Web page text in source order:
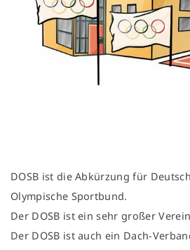
DOSB ist die Abkürzung für
Olympische Sportbund.
Der DOSB ist ein sehr großer
Der DOSB ist auch ein Dach-